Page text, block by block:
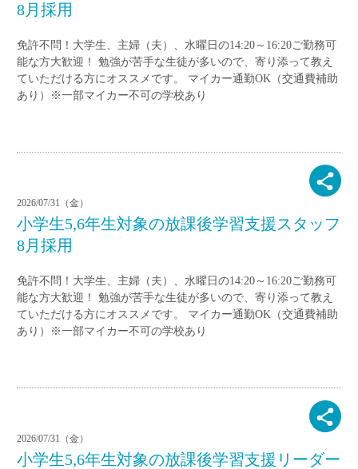
8月採用
免許不問！大学生、主婦（夫）、水曜日の14:20～16:20ご勤務可
能な方大歓迎！ 勉強が苦手な生徒が多いので、寄り添って教え
ていただける方にオススメです。 マイカー通勤OK（交通費補助
あり）※一部マイカー不可の学校あり
2026/07/31（金）
小学生5,6年生対象の放課後学習支援スタッフ
8月採用
免許不問！大学生、主婦（夫）、水曜日の14:20～16:20ご勤務可
能な方大歓迎！ 勉強が苦手な生徒が多いので、寄り添って教え
ていただける方にオススメです。 マイカー通勤OK（交通費補助
あり）※一部マイカー不可の学校あり
2026/07/31（金）
小学生5,6年生対象の放課後学習支援リーダー